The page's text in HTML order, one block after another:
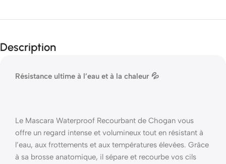
Description
Résistance ultime à l’eau et à la chaleur 💦
Le Mascara Waterproof Recourbant de Chogan vous
offre un regard intense et volumineux tout en résistant à
l’eau, aux frottements et aux températures élevées. Grâce
à sa brosse anatomique, il sépare et recourbe vos cils